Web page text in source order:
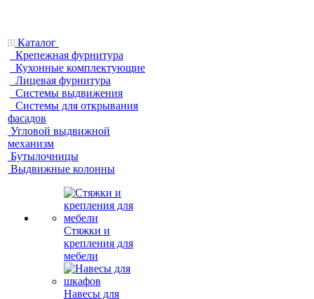
Каталог
Крепежная фурнитура
Кухонные комплектующие
Лицевая фурнитура
Системы выдвижения
Системы для открывания
фасадов
Угловой выдвижной
механизм
Бутылочницы
Выдвижные колонны
Стяжки и
крепления для
мебели
Навесы для